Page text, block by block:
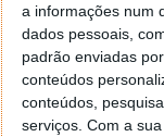
a informações num
dados pessoais,
padrão enviadas
conteúdos
conteúdos,
serviços. Com a